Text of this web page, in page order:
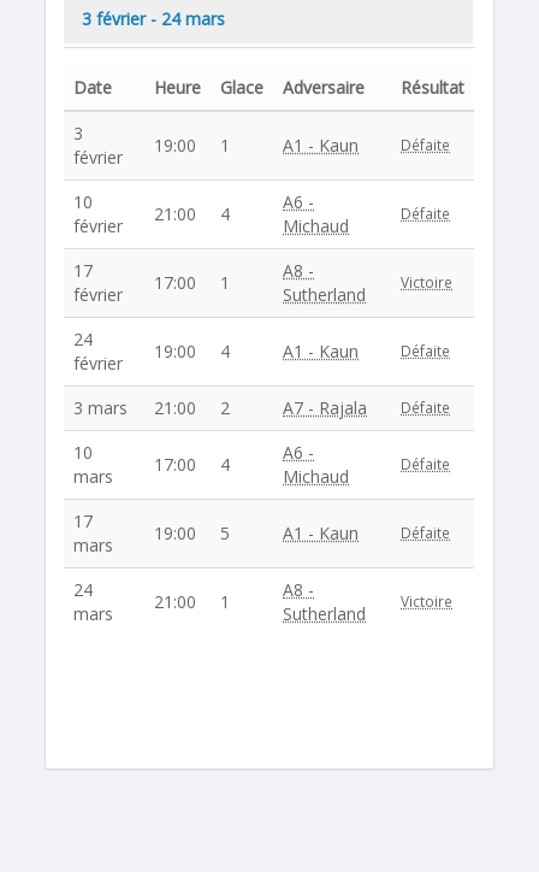
3 février - 24 mars
Date Heure Glace Adversaire
Résultat
3
février
19:00 1 A1 - Kaun Défaite
10
février
21:00 4
A6 -
Michaud
Défaite
17
février
17:00 1
A8 -
Sutherland
Victoire
24
février
19:00 4 A1 - Kaun Défaite
3 mars 21:00 2 A7 - Rajala Défaite
10
mars
17:00 4
A6 -
Michaud
Défaite
17
mars
19:00 5 A1 - Kaun Défaite
24
mars
21:00 1
A8 -
Sutherland
Victoire